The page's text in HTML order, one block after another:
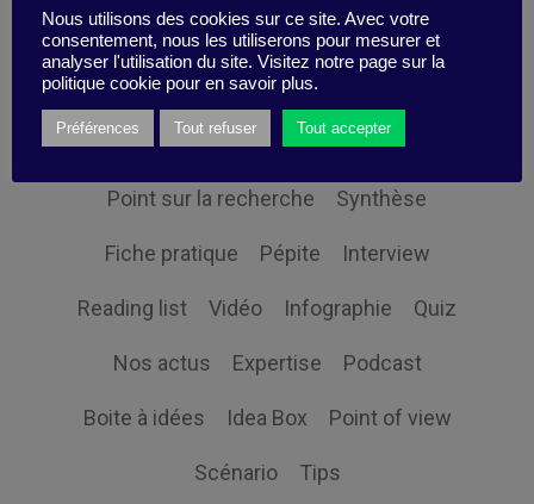
Themes
Études de cas Fiche pensante
Point sur la recherche Synthèse
Fiche pratique Pépite Interview
Reading list Vidéo Infographie Quiz
Nos actus Expertise Podcast
Boite à idées Idea Box Point of view
Scénario Tips
Nous utilisons des cookies sur ce site. Avec votre
consentement, nous les utiliserons pour mesurer et
analyser l'utilisation du site. Visitez notre page sur la
politique cookie pour en savoir plus.
Préférences Tout refuser Tout accepter